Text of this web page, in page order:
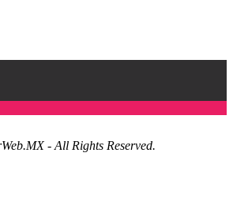
- All Rights Reserved.